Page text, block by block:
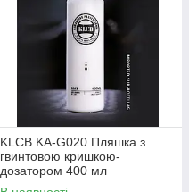
KLCB KA-G020 Пляшка з
гвинтовою кришкою-
дозатором 400 мл